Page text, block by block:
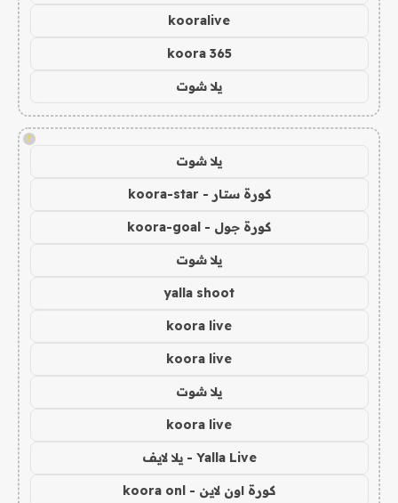
kooralive
koora 365
يلا شوت
!
يلا شوت
كورة ستار - koora-star
كورة جول - koora-goal
يلا شوت
yalla shoot
koora live
koora live
يلا شوت
koora live
Yalla Live - يلا لايف
كورة اون لاين - koora onl